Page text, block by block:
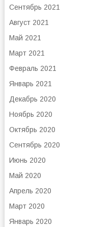
Сентябрь 2021
Август 2021
Май 2021
Март 2021
Февраль 2021
Январь 2021
Декабрь 2020
Ноябрь 2020
Октябрь 2020
Сентябрь 2020
Июнь 2020
Май 2020
Апрель 2020
Март 2020
Январь 2020